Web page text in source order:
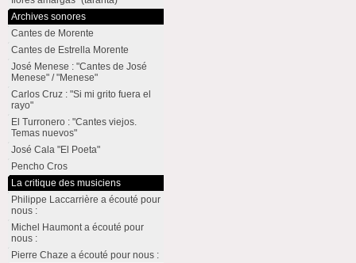
Archives sonores
Cantes de Morente
Cantes de Estrella Morente
José Menese : "Cantes de José
Menese" / "Menese"
Carlos Cruz : "Si mi grito fuera el
rayo"
El Turronero : "Cantes viejos.
Temas nuevos"
José Cala "El Poeta"
Pencho Cros
La critique des musiciens
Philippe Laccarrière a écouté pour
nous :
Michel Haumont a écouté pour
nous :
Pierre Chaze a écouté pour nous :